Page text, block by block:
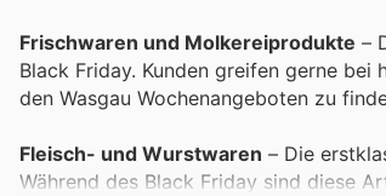
Frischwaren und Molkereiprodukte –
Black Friday. Kunden greifen gerne
den Wasgau Wochenangeboten zu
Fleisch- und Wurstwaren – Die
Während des Black Friday sind diese